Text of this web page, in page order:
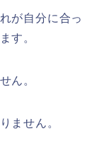
が自分に合っ
す。
ん。
ません。